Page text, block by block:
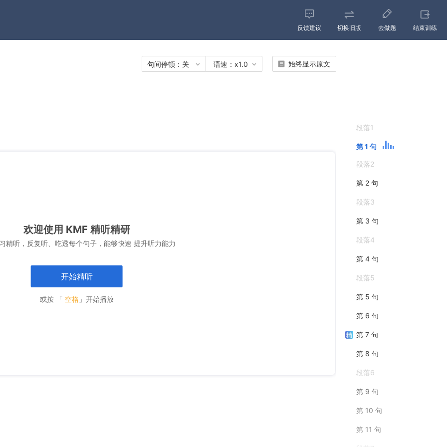
反馈建议 切换旧版 去做题 结束训练
句间停顿： 关 语速： x1.0 始终显示原文
欢迎使用 KMF 精听精研
精听，反复听、吃透每个句子，能够快速 提升听力能力
开始精听
或按 「 空格 」开始播放
段落1
第 1 句
段落2
第 2 句
段落3
第 3 句
段落4
第 4 句
段落5
第 5 句
第 6 句
第 7 句
第 8 句
段落6
第 9 句
第 10 句
第 11 句